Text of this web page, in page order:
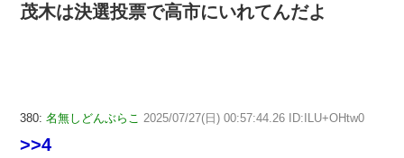
茂木は決選投票で高市にいれてんだよ
380: 名無しどんぶらこ 2025/07/27(日) 00:57:44.26 ID:ILU+OHtw0
>>4